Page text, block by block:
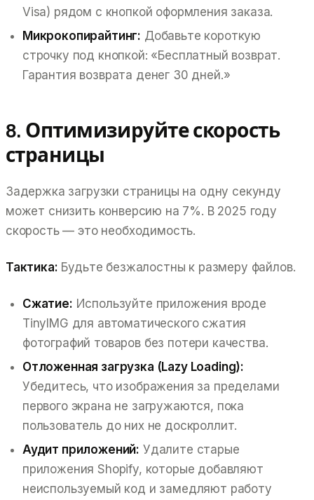
Visa) рядом с кнопкой оформления заказа.
Микрокопирайтинг: Добавьте короткую
строчку под кнопкой: «Бесплатный возврат.
Гарантия возврата денег 30 дней.»
8. Оптимизируйте скорость
страницы
Задержка загрузки страницы на одну секунду
может снизить конверсию на 7%. В 2025 году
скорость — это необходимость.
Тактика: Будьте безжалостны к размеру файлов.
Сжатие: Используйте приложения вроде
TinyIMG для автоматического сжатия
фотографий товаров без потери качества.
Отложенная загрузка (Lazy Loading):
Убедитесь, что изображения за пределами
первого экрана не загружаются, пока
пользователь до них не доскроллит.
Аудит приложений: Удалите старые
приложения Shopify, которые добавляют
неиспользуемый код и замедляют работу